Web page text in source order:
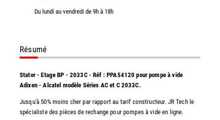
Du lundi au vendredi de 9h à 18h
Résumé
Stator - Etage BP - 2033C - Réf : PPA54120 pour pompe à vide
Adixen - Alcatel modèle Séries AC et C 2033C.
Jusqu'à 50% moins cher par rapport au tarif constructeur. JR Tech le
spécialiste des pièces de rechange pour pompes à vide en ligne.